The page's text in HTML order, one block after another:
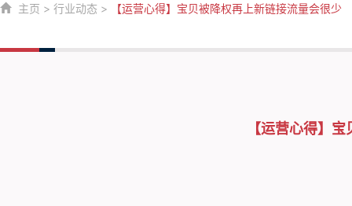
主页 > 行业动态 > 【运营心得】宝贝被降权再上新链接流量会很少
【运营心得】